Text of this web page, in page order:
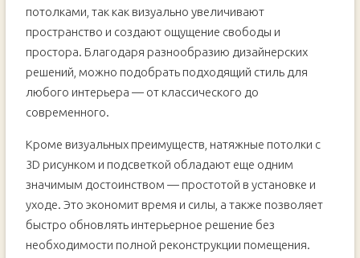
потолками, так как визуально увеличивают
пространство и создают ощущение свободы и
простора. Благодаря разнообразию дизайнерских
решений, можно подобрать подходящий стиль для
любого интерьера — от классического до
современного.
Кроме визуальных преимуществ, натяжные потолки с
3D рисунком и подсветкой обладают еще одним
значимым достоинством — простотой в установке и
уходе. Это экономит время и силы, а также позволяет
быстро обновлять интерьерное решение без
необходимости полной реконструкции помещения.